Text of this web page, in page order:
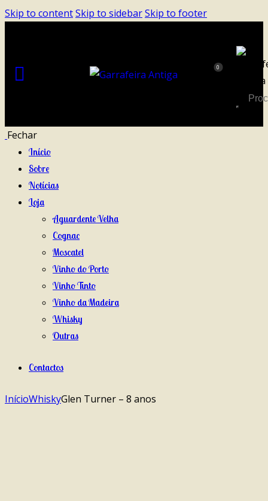
Skip to contentSkip to sidebarSkip to footer
0
Fechar
Início
Sobre
Notícias
Loja
Aguardente Velha
Cognac
Moscatel
Vinho do Porto
Vinho Tinto
Vinho da Madeira
Whisky
Outras
Contactos
InícioWhiskyGlen Turner – 8 anos